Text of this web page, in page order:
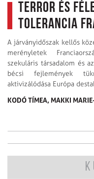
Terror és
tolerancia
A járványidőszak kellős
merényletek
szekuláris társadalom és
bécsi fejlemények
aktivizálódása Európa
KODÓ TÍMEA, MAKKI